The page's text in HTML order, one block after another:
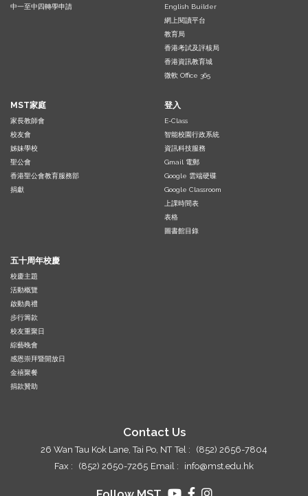
中一至中四轉學申請
English Builder
網上閱讀平台
教育局
香港考試及評核局
香港資訊教育城
微軟 Office 365
MST家庭
家長教師會
校友會
姊妹學校
聖公會
香港聖公會教育服務部
捐獻
登入
E-Class
智能校園行政系統
資訊科技服務
Gmail 電郵
Google 雲端硬碟
Google Classroom
上課時間表
表格
圖書館目錄
五十周年校慶
校慶主題
活動概覽
啟動典禮
步行籌款
校友重聚日
綜藝晚會
感恩崇拜暨開放日
金禧聚餐
捐款贊助
Contact Us
26 Wan Tau Kok Lane, Tai Po, NT Tel :
(852) 2656-7804
Fax :
(852) 2650-7265 Email : info@mst.edu.hk